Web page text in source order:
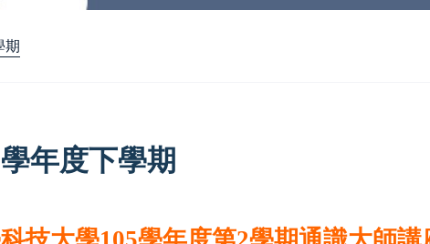
期
年度下學期